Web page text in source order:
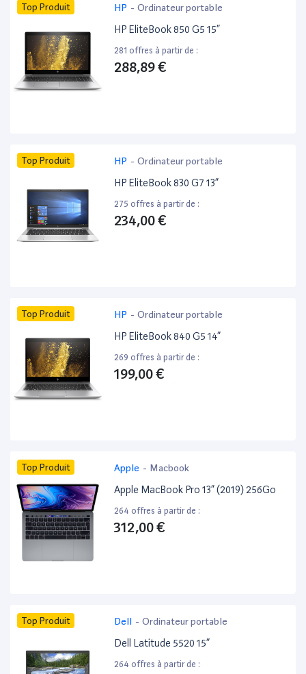
Top Produit HP - Ordinateur portable
HP EliteBook 850 G5 15”
281 offres à partir de :
288,89 €
Top Produit HP - Ordinateur portable
HP EliteBook 830 G7 13”
275 offres à partir de :
234,00 €
Top Produit HP - Ordinateur portable
HP EliteBook 840 G5 14”
269 offres à partir de :
199,00 €
Top Produit Apple - Macbook
Apple MacBook Pro 13” (2019) 256Go
264 offres à partir de :
312,00 €
Top Produit Dell - Ordinateur portable
Dell Latitude 5520 15”
264 offres à partir de :